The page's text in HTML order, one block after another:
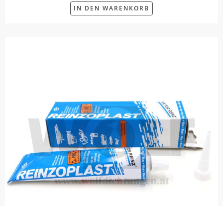
IN DEN WARENKORB